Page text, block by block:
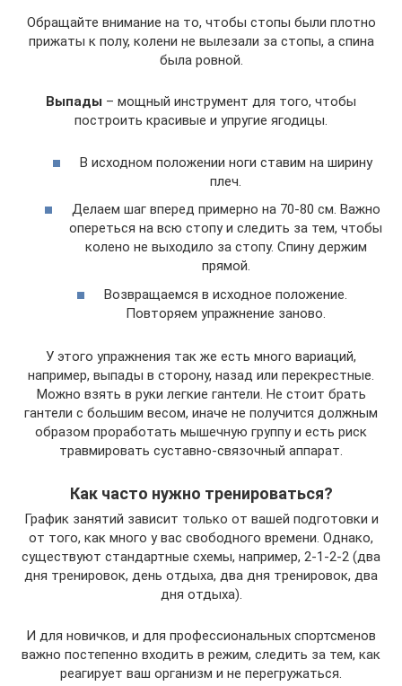
Обращайте внимание на то, чтобы стопы были плотно
прижаты к полу, колени не вылезали за стопы, а спина
была ровной.
Выпады – мощный инструмент для того, чтобы
построить красивые и упругие ягодицы.
В исходном положении ноги ставим на ширину
плеч.
Делаем шаг вперед примерно на 70-80 см. Важно
опереться на всю стопу и следить за тем, чтобы
колено не выходило за стопу. Спину держим
прямой.
Возвращаемся в исходное положение.
Повторяем упражнение заново.
У этого упражнения так же есть много вариаций,
например, выпады в сторону, назад или перекрестные.
Можно взять в руки легкие гантели. Не стоит брать
гантели с большим весом, иначе не получится должным
образом проработать мышечную группу и есть риск
травмировать суставно-связочный аппарат.
Как часто нужно тренироваться?
График занятий зависит только от вашей подготовки и
от того, как много у вас свободного времени. Однако,
существуют стандартные схемы, например, 2-1-2-2 (два
дня тренировок, день отдыха, два дня тренировок, два
дня отдыха).
И для новичков, и для профессиональных спортсменов
важно постепенно входить в режим, следить за тем, как
реагирует ваш организм и не перегружаться.